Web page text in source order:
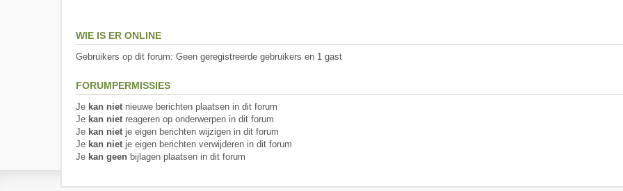
WIE IS ER ONLINE
Gebruikers op dit forum: Geen geregistreerde gebruikers en 1 gast
FORUMPERMISSIES
Je kan niet nieuwe berichten plaatsen in dit forum
Je kan niet reageren op onderwerpen in dit forum
Je kan niet je eigen berichten wijzigen in dit forum
Je kan niet je eigen berichten verwijderen in dit forum
Je kan geen bijlagen plaatsen in dit forum